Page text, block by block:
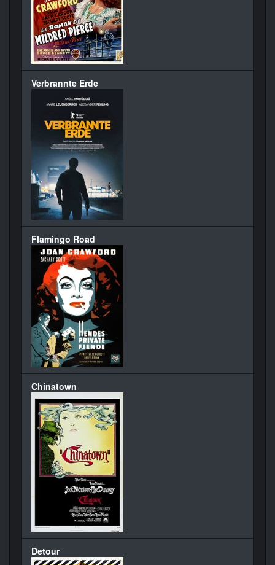
Verbrannte Erde
Flamingo Road
Chinatown
Detour